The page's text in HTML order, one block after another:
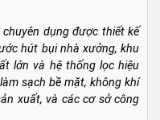
dụng được thiết kế
hút bụi nhà xưởng, khu
lớn và hệ thống lọc hiệu
sạch bề mặt, không khí
xuất, và các cơ sở công